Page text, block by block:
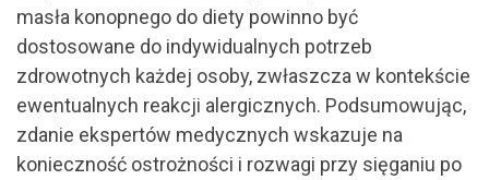
masła konopnego do diety powinno być
dostosowane do indywidualnych potrzeb
zdrowotnych każdej osoby, zwłaszcza w kontekście
ewentualnych reakcji alergicznych. Podsumowując,
zdanie ekspertów medycznych wskazuje na
konieczność ostrożności i rozwagi przy sięganiu po